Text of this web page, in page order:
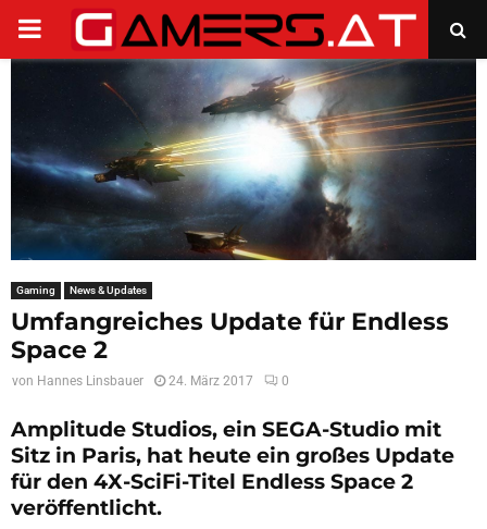
PRIMARY
Gaming News & Updates
Umfangreiches Update für Endless
Space 2
von Hannes Linsbauer 24. März 2017 0
Amplitude Studios, ein SEGA-Studio mit
Sitz in Paris, hat heute ein großes Update
für den 4X-SciFi-Titel Endless Space 2
veröffentlicht.